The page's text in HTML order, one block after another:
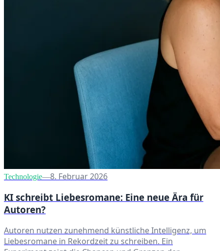
Technologie—8. Februar 2026
KI schreibt Liebesromane: Eine neue Ära für
Autoren?
Autoren nutzen zunehmend künstliche Intelligenz, um
Liebesromane in Rekordzeit zu schreiben. Ein